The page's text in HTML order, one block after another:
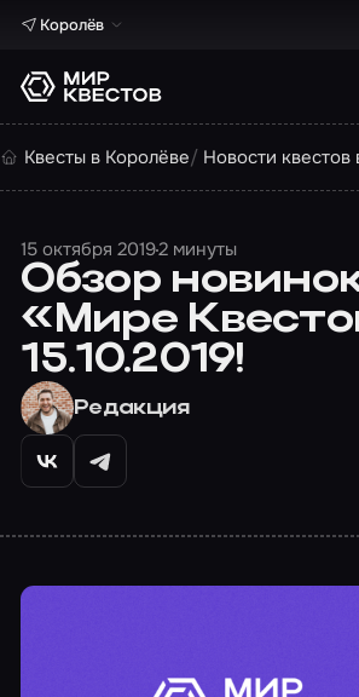
Королёв
Квесты в Королёве Новости квестов
15 октября 20192 минуты
Обзор
«Мире
15.10.2019!
Редакция